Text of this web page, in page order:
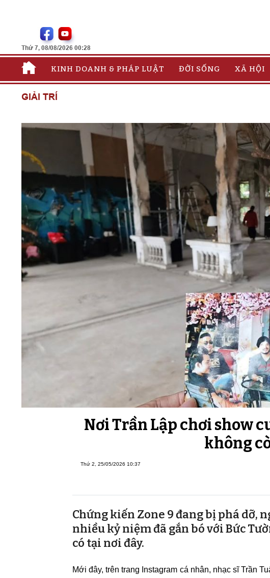
Thứ 7, 08/08/2026 00:28
KINH DOANH & PHÁP LUẬT ĐỜI SỐNG XÃ HỘI
GIẢI TRÍ
Nơi Trần Lập chơi show
không
Thứ 2, 25/05/2026 10:37
Chứng kiến Zone 9 đang bị phá dỡ,
nhiều kỷ niệm đã gắn bó với Bức
có tại nơi đây.
Mới đây, trên trang Instagram cá nhân, nhạc sĩ Trần